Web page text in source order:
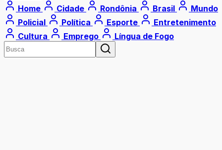
Home Cidade Rondônia Brasil
Mundo
Policial
Política Esporte
Entretenimento
Cultura
Emprego Língua de Fogo